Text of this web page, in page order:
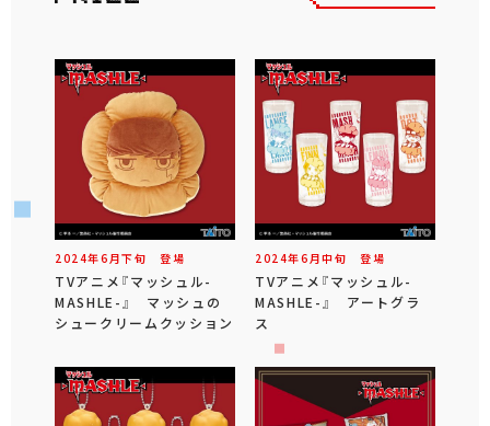
2024年6 月下旬 登場
TVアニメ『マッシュル-
MASHLE-』 マッシュの
シュークリームクッション
2024年6 月中旬 登場
TVアニメ『マッシュル-
MASHLE-』 アートグラ
ス